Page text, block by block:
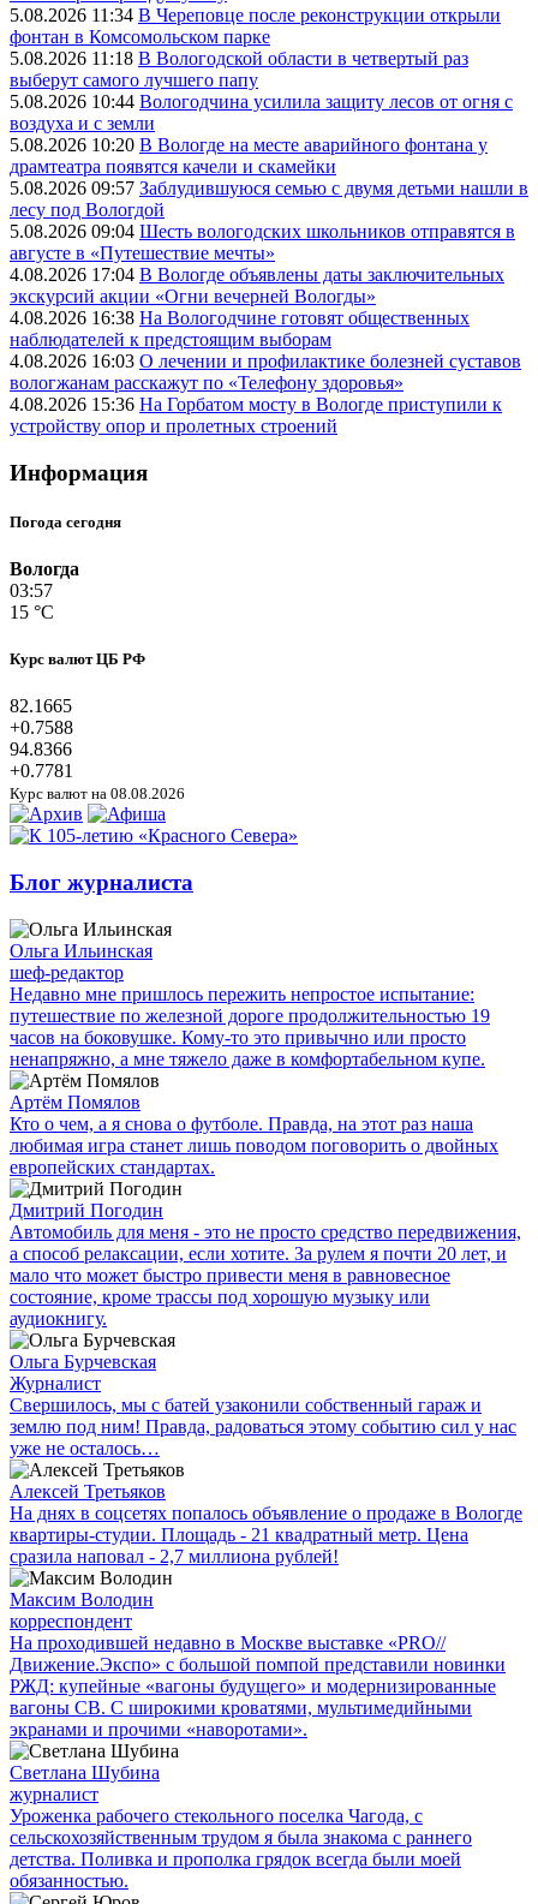
5.08.2026 11:34 В Череповце после реконструкции открыли
фонтан в Комсомольском парке
5.08.2026 11:18 В Вологодской области в четвертый раз
выберут самого лучшего папу
5.08.2026 10:44 Вологодчина усилила защиту лесов от огня с
воздуха и с земли
5.08.2026 10:20 В Вологде на месте аварийного фонтана у
драмтеатра появятся качели и скамейки
5.08.2026 09:57 Заблудившуюся семью с двумя детьми нашли в
лесу под Вологдой
5.08.2026 09:04 Шесть вологодских школьников отправятся в
августе в «Путешествие мечты»
4.08.2026 17:04 В Вологде объявлены даты заключительных
экскурсий акции «Огни вечерней Вологды»
4.08.2026 16:38 На Вологодчине готовят общественных
наблюдателей к предстоящим выборам
4.08.2026 16:03 О лечении и профилактике болезней суставов
вологжанам расскажут по «Телефону здоровья»
4.08.2026 15:36 На Горбатом мосту в Вологде приступили к
устройству опор и пролетных строений
Информация
Погода сегодня
Вологда
03:57
15 °C
Курс валют ЦБ РФ
82.1665
+0.7588
94.8366
+0.7781
Курс валют на 08.08.2026
Блог журналиста
Ольга Ильинская
шеф-редактор
Недавно мне пришлось пережить непростое испытание:
путешествие по железной дороге продолжительностью 19
часов на боковушке. Кому-то это привычно или просто
ненапряжно, а мне тяжело даже в комфортабельном купе.
Артём Помялов
Кто о чем, а я снова о футболе. Правда, на этот раз наша
любимая игра станет лишь поводом поговорить о двойных
европейских стандартах.
Дмитрий Погодин
Автомобиль для меня - это не просто средство передвижения,
а способ релаксации, если хотите. За рулем я почти 20 лет, и
мало что может быстро привести меня в равновесное
состояние, кроме трассы под хорошую музыку или
аудиокнигу.
Ольга Бурчевская
Журналист
Свершилось, мы с батей узаконили собственный гараж и
землю под ним! Правда, радоваться этому событию сил у нас
уже не осталось…
Алексей Третьяков
На днях в соцсетях попалось объявление о продаже в Вологде
квартиры-студии. Площадь - 21 квадратный метр. Цена
сразила наповал - 2,7 миллиона рублей!
Максим Володин
корреспондент
На проходившей недавно в Мос­кве выставке «PRO//
Движение.Экспо» с большой помпой представили новинки
РЖД: купейные «вагоны будущего» и модернизированные
вагоны СВ. С широкими кроватями, мультимедийными
экранами и прочими «наворотами».
Светлана Шубина
журналист
Уроженка рабочего стекольного поселка Чагода, с
сельскохозяйственным трудом я была знакома с раннего
детства. Поливка и прополка грядок всегда были моей
обязанностью.